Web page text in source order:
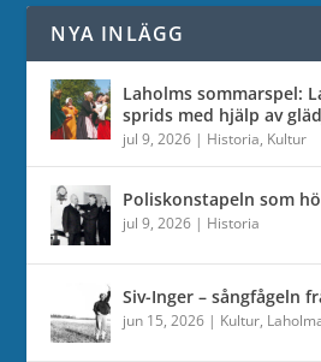
NYA INLÄGG
Laholms sommarspel:
sprids med hjälp av
jul 9, 2026 | Historia, Kultur
Poliskonstapeln som
jul 9, 2026 | Historia
Siv-Inger – sångfågeln
jun 15, 2026 | Kultur,